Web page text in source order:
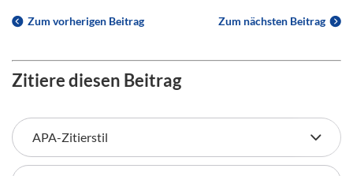
Zum vorherigen Beitrag Zum nächsten Beitrag
Zitiere diesen Beitrag